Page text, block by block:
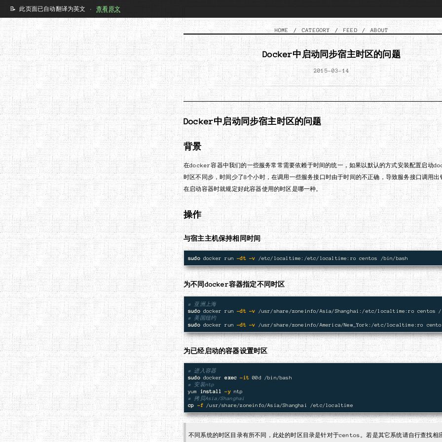
HOME / CATEGORY / FEED / ABOUT
Docker中启动同步宿主时区的问题
2015-03-14
Docker中启动同步宿主时区的问题
背景
在docker容器中我们的一些服务常常需要依赖于时间的统一，如果以默认的方式安装配置启动
时区不同步，时间少了8个小时，在调用一些服务接口时由于时间的不正确，导致服务接口调用出
在启动容器时就规定好此容器使用的时区是哪一种。
操作
与宿主主机保持相同时间
sudo docker run -dt -v
为不同docker容器指定不同时区
# 亚洲上海
sudo docker run -dt -v
# 美国纽约
sudo docker run -dt -v
为已经启动的容器设置时区
# 进入容器
sudo docker exec -it
# 安装ntp
yum
install -y
# 拷贝Asia/Shanghai
cp
-f
不同系统的时区目录有所不同，此处的时区目录是针对于centos。若是其它系统请自行查找相
📝 此页面已自动翻译为英文 ·查看原文